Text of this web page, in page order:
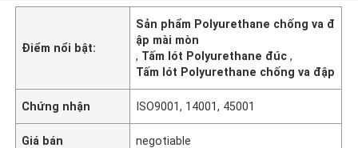
Điểm nổi bật:
Sản phẩm Polyurethane chống va đ
ập mài mòn
, Tấm lót Polyurethane đúc,
Tấm lót Polyurethane chống va đập
Chứng nhận ISO9001, 14001, 45001
Giá bán negotiable